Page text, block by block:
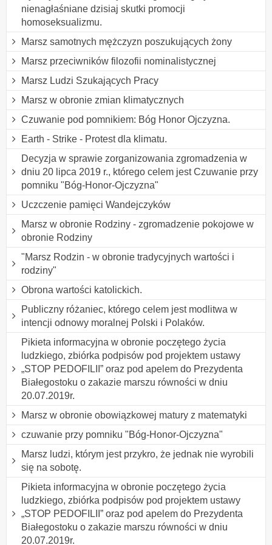
nienagłaśniane dzisiaj skutki promocji
homoseksualizmu.
Marsz samotnych mężczyzn poszukujących żony
Marsz przeciwników filozofii nominalistycznej
Marsz Ludzi Szukających Pracy
Marsz w obronie zmian klimatycznych
Czuwanie pod pomnikiem: Bóg Honor Ojczyzna.
Earth - Strike - Protest dla klimatu.
Decyzja w sprawie zorganizowania zgromadzenia w
dniu 20 lipca 2019 r., którego celem jest Czuwanie przy
pomniku "Bóg-Honor-Ojczyzna"
Uczczenie pamięci Wandejczyków
Marsz w obronie Rodziny - zgromadzenie pokojowe w
obronie Rodziny
"Marsz Rodzin - w obronie tradycyjnych wartości i
rodziny"
Obrona wartości katolickich.
Publiczny różaniec, którego celem jest modlitwa w
intencji odnowy moralnej Polski i Polaków.
Pikieta informacyjna w obronie poczętego życia
ludzkiego, zbiórka podpisów pod projektem ustawy
„STOP PEDOFILII” oraz pod apelem do Prezydenta
Białegostoku o zakazie marszu równości w dniu
20.07.2019r.
Marsz w obronie obowiązkowej matury z matematyki
czuwanie przy pomniku "Bóg-Honor-Ojczyzna"
Marsz ludzi, którym jest przykro, że jednak nie wyrobili
się na sobotę.
Pikieta informacyjna w obronie poczętego życia
ludzkiego, zbiórka podpisów pod projektem ustawy
„STOP PEDOFILII” oraz pod apelem do Prezydenta
Białegostoku o zakazie marszu równości w dniu
20.07.2019r.